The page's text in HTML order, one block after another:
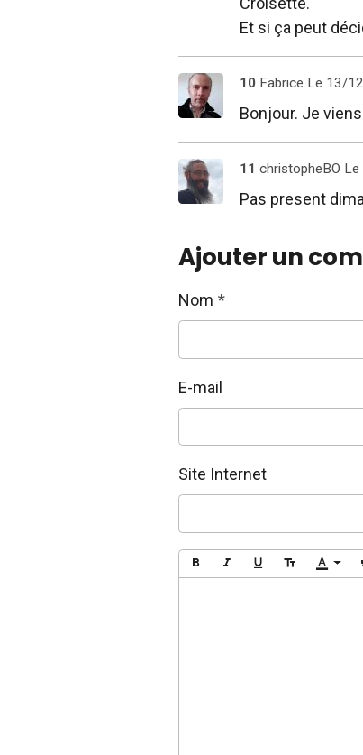
Et si ça peut
10 Fabrice Le 13/
Bonjour. Je
11 christopheBO
Pas present
Ajouter un
Nom
E-mail
Site Internet